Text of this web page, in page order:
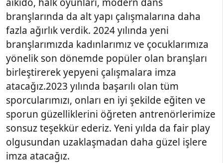
branşlarında da alt yapı çalışmalarına daha
fazla ağırlık verdik. 2024 yılında yeni
branşlarımızda kadınlarımız ve çocuklarımıza
yönelik son dönemde popüler olan branşları
birleştirerek yepyeni çalışmalara imza
atacağız.2023 yılında başarılı olan tüm
sporcularımızı, onları en iyi şekilde eğiten ve
sporun güzelliklerini öğreten antrenörlerimize
sonsuz teşekkür ederiz. Yeni yılda da fair play
olgusundan uzaklaşmadan daha güzel işlere
imza atacağız.